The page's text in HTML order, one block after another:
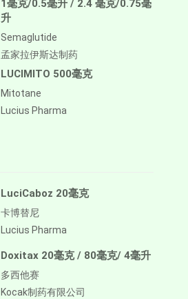
1毫克/0.5毫升 / 2.4 毫克/0.75毫
升
Semaglutide
孟家拉伊斯达制药
LUCIMITO 500毫克
Mitotane
Lucius Pharma
LuciCaboz 20毫克
卡博替尼
Lucius Pharma
Doxitax 20毫克 / 80毫克/ 4毫升
多西他赛
Kocak制药有限公司